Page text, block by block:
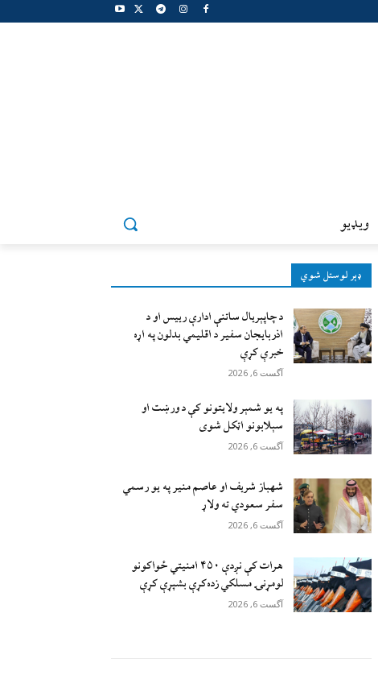
ويډيو
ډېر لوستل شوي
د چاپېریال ساتنې ادارې رییس او د
اذربایجان سفیر د اقلیمي بدلون په اړه
خبرې کړې
آگست 6, 2026
په یو شمېر ولایتونو کې د ورښت او
سېلابونو اټکل شوی
آگست 6, 2026
شهباز شریف او عاصم منیر په یو رسمي
سفر سعودي ته ولاړ
آگست 6, 2026
هرات کې نږدې ۴۵۰ امنيتي ځواکونو
لومړنۍ مسلکي زده‌کړې بشپړې کړې
آگست 6, 2026